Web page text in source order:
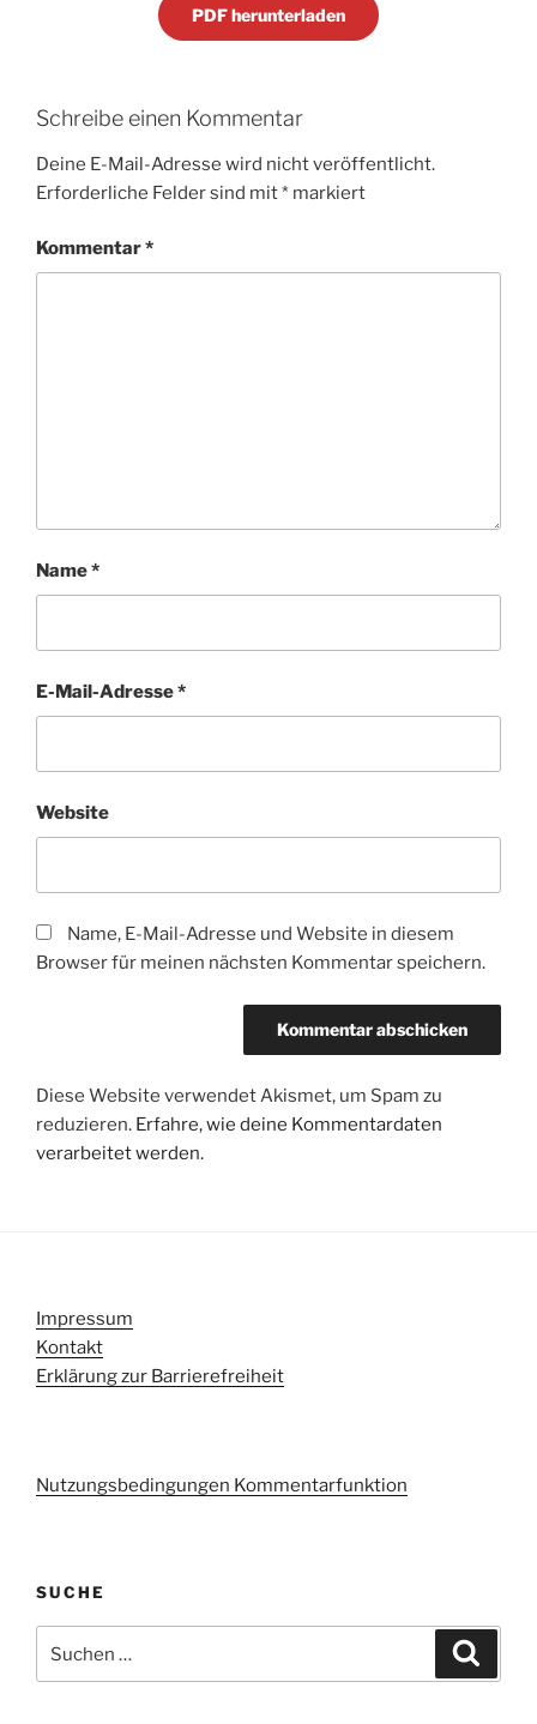
PDF herunterladen
Schreibe einen Kommentar
Deine E-Mail-Adresse wird nicht veröffentlicht.
Erforderliche Felder sind mit* markiert
Kommentar*
Name*
E-Mail-Adresse*
Website
Name, E-Mail-Adresse und Website in diesem
Browser für meinen nächsten Kommentar speichern.
Diese Website verwendet Akismet, um Spam zu
reduzieren. Erfahre, wie deine Kommentardaten
verarbeitet werden.
Impressum
Kontakt
Erklärung zur Barrierefreiheit
Nutzungsbedingungen Kommentarfunktion
SUCHE
nach: